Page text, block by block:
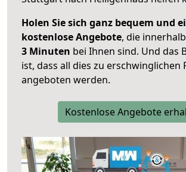
Holen Sie sich ganz bequem und
kostenlose Angebote, die
3 Minuten bei Ihnen sind. Und das
ist, dass all dies zu erschwinglichen
angeboten werden.
Kostenlose Angebote